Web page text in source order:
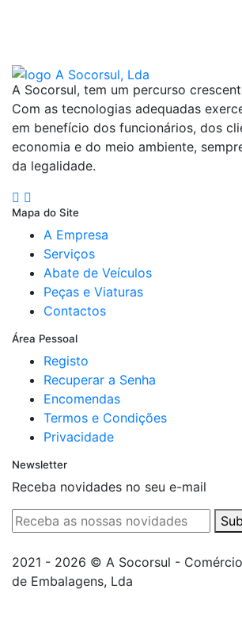
A Socorsul, tem um percurso
Com as tecnologias adequadas
em benefício dos funcionários, dos
economia e do meio ambiente,
da legalidade.
Mapa do Site
A Empresa
Serviços
Abate de Veículos
Peças e Viaturas
Contactos
Área Pessoal
Registo
Recuperar a Senha
Encomendas
Termos e Condições
Privacidade
Newsletter
Receba novidades no seu e-mail
2021 - 2026 © A Socorsul -
de Embalagens, Lda